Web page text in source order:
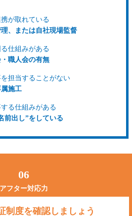
が取れている
、または自社現場監督
仕組みがある
職人会の有無
担当することがない
施工
る仕組みがある
前出し”をしている
06
アフター対応力
制度を確認しましょう